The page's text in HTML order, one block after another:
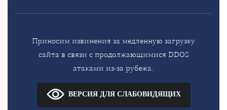
Приносим извинения за медленную загрузку
сайта в связи с продолжающимися DDOS
атаками из-за рубежа.
ВЕРСИЯ ДЛЯ СЛАБОВИДЯЩИХ